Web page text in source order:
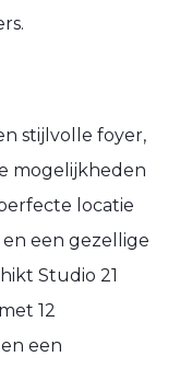
stijlvolle foyer,
mogelijkheden
locatie
een gezellige
Studio 21
12
een